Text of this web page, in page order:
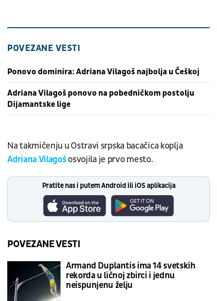
POVEZANE VESTI
Ponovo dominira: Adriana Vilagoš najbolja u Češkoj
Adriana Vilagoš ponovo na pobedničkom postolju
Dijamantske lige
Na takmičenju u Ostravi srpska bacačica koplja
Adriana Vilagošosvojila je prvo mesto.
Pratite nas i putem Android ili iOS aplikacija
POVEZANE VESTI
Armand Duplantis ima 14 svetskih
rekorda u ličnoj zbirci i jednu
neispunjenu želju